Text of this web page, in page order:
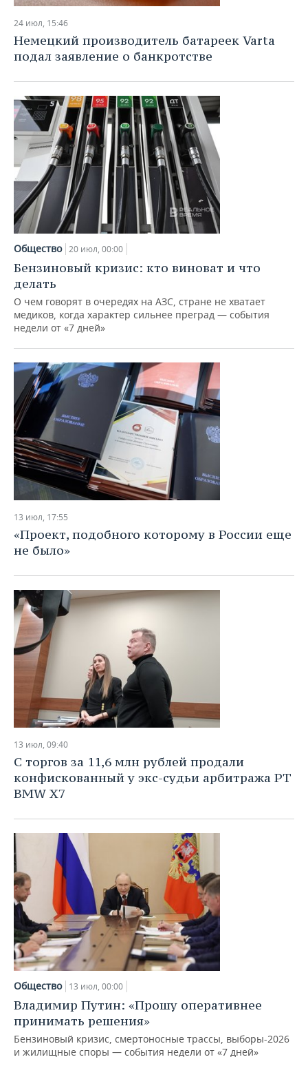
24 июл, 15:46
Немецкий производитель батареек Varta
подал заявление о банкротстве
Общество 20 июл, 00:00
Бензиновый кризис: кто виноват и что
делать
О чем говорят в очередях на АЗС, стране не хватает
медиков, когда характер сильнее преград — события
недели от «7 дней»
13 июл, 17:55
«Проект, подобного которому в России еще
не было»
13 июл, 09:40
С торгов за 11,6 млн рублей продали
конфискованный у экс-судьи арбитража РТ
BMW X7
Общество 13 июл, 00:00
Владимир Путин: «Прошу оперативнее
принимать решения»
Бензиновый кризис, смертоносные трассы, выборы-2026
и жилищные споры — события недели от «7 дней»